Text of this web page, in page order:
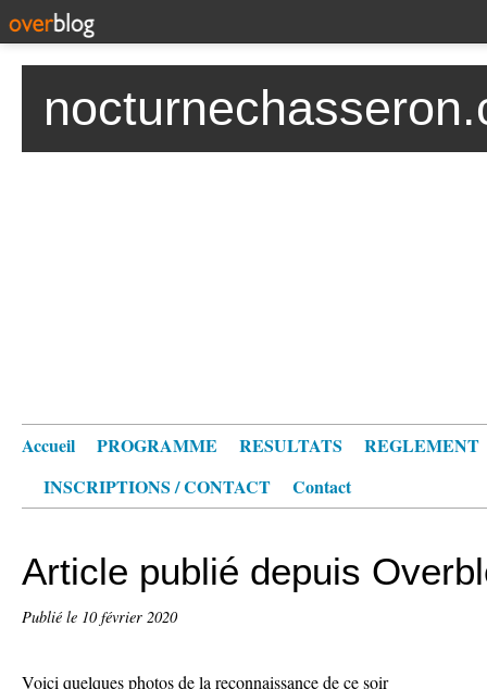
Accueil PROGRAMME RESULTATS
REGLEMENT
INSCRIPTIONS / CONTACT
Contact
Article publié depuis
Publié le 10 février 2020
Voici quelques photos de la reconnaissance de ce soir